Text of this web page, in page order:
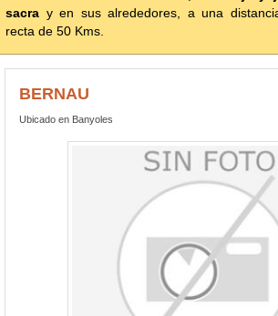
sacra y en sus alrededores, a una
recta de 50 Kms.
BERNAU
Ubicado en Banyoles